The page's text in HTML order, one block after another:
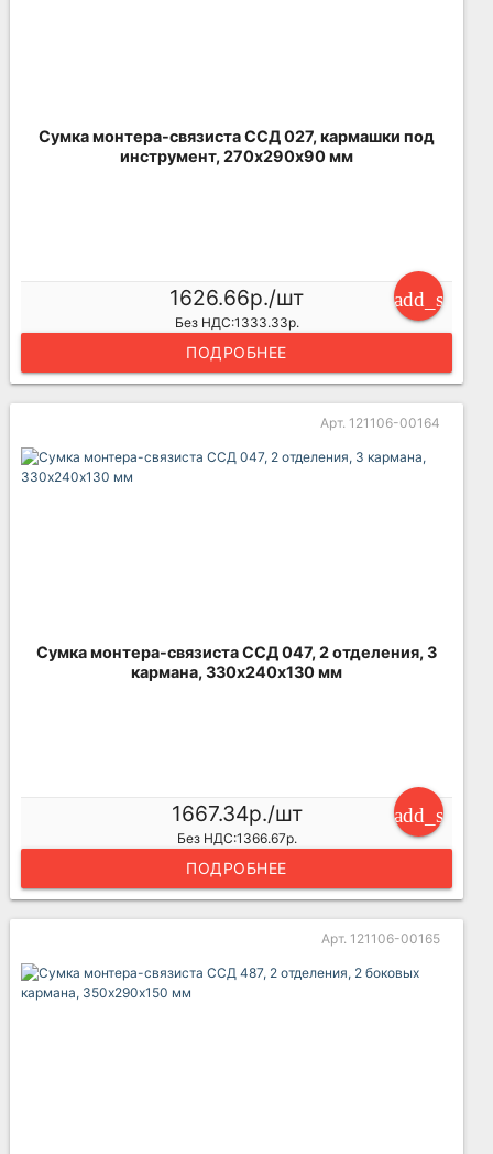
Сумка монтера-связиста ССД 027, кармашки под
инструмент, 270х290х90 мм
1626.66р./шт
Без НДС:1333.33р.
ПОДРОБНЕЕ
Арт. 121106-00164
Сумка монтера-связиста ССД 047, 2 отделения, 3
кармана, 330х240х130 мм
1667.34р./шт
Без НДС:1366.67р.
ПОДРОБНЕЕ
Арт. 121106-00165